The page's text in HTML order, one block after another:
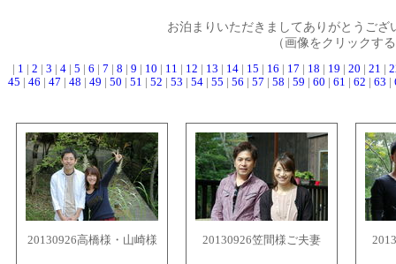
お泊まりいただきましてありがとうご
（画像をクリックす
1 2 3 4 5 6 7 8 9 10 11 12 13 14 15 16 17 18 19 20 21
45
46 47 48 49 50 51 52 53 54| 55 56 57 58 59 60 61 62 63
20130926高橋様・山崎様 20130926笠間様ご夫妻